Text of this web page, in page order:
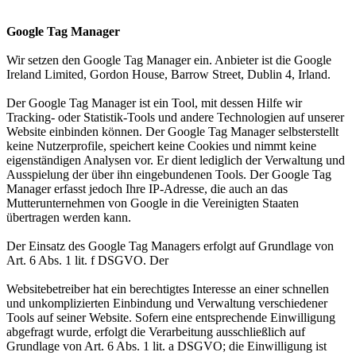
Google Tag Manager
Wir setzen den Google Tag Manager ein. Anbieter ist die Google
Ireland Limited, Gordon House, Barrow Street, Dublin 4, Irland.
Der Google Tag Manager ist ein Tool, mit dessen Hilfe wir
Tracking- oder Statistik-Tools und andere Technologien auf unserer
Website einbinden können. Der Google Tag Manager selbsterstellt
keine Nutzerprofile, speichert keine Cookies und nimmt keine
eigenständigen Analysen vor. Er dient lediglich der Verwaltung und
Ausspielung der über ihn eingebundenen Tools. Der Google Tag
Manager erfasst jedoch Ihre IP-Adresse, die auch an das
Mutterunternehmen von Google in die Vereinigten Staaten
übertragen werden kann.
Der Einsatz des Google Tag Managers erfolgt auf Grundlage von
Art. 6 Abs. 1 lit. f DSGVO. Der
Websitebetreiber hat ein berechtigtes Interesse an einer schnellen
und unkomplizierten Einbindung und Verwaltung verschiedener
Tools auf seiner Website. Sofern eine entsprechende Einwilligung
abgefragt wurde, erfolgt die Verarbeitung ausschließlich auf
Grundlage von Art. 6 Abs. 1 lit. a DSGVO; die Einwilligung ist